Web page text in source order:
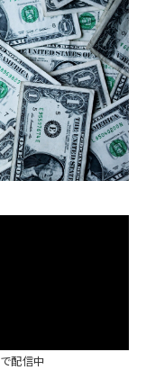
で配信中